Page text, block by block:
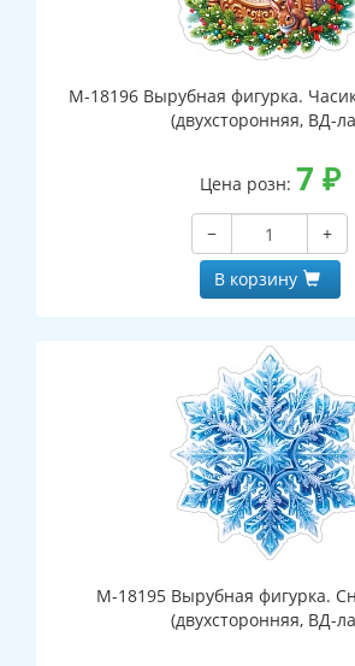
М-18196 Вырубная фигурка.
(двухсторонняя, ВД-
Цена розн: 7 ₽
−
+
В корзину
М-18195 Вырубная фигурка.
(двухсторонняя, ВД-